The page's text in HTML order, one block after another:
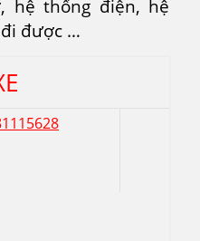
hệ thống điện, hệ
được …